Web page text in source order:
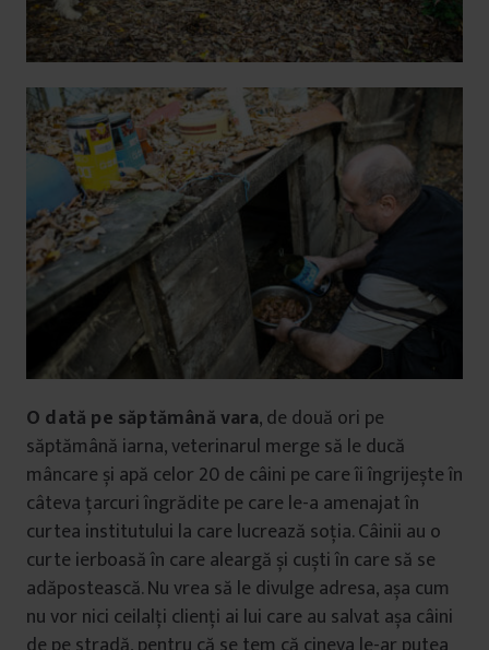
O dată pe săptămână vara, de două ori pe
săptămână iarna, veterinarul merge să le ducă
mâncare și apă celor 20 de câini pe care îi îngrijește în
câteva țarcuri îngrădite pe care le-a amenajat în
curtea institutului la care lucrează soția. Câinii au o
curte ierboasă în care aleargă și cuști în care să se
adăpostească. Nu vrea să le divulge adresa, așa cum
nu vor nici ceilalți clienți ai lui care au salvat așa câini